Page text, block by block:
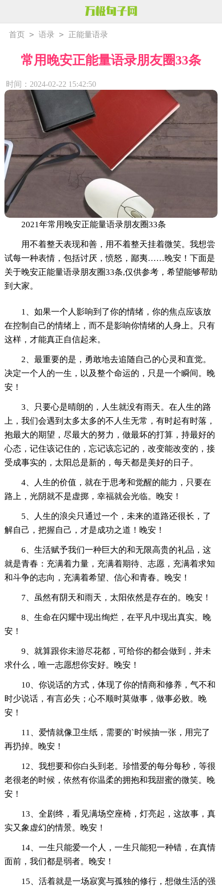
首页 > 语录 > 正能量语录
常用晚安正能量语录朋友圈33条
时间：2024-02-22 15:42:50
2021年常用晚安正能量语录朋友圈33条
用不着整天表现和善，用不着整天挂着微笑。我想尝
试每一种表情，包括讨厌，愤怒，鄙夷……晚安！下面是
关于晚安正能量语录朋友圈33条,仅供参考，希望能够帮助
到大家。
1、如果一个人影响到了你的情绪，你的焦点应该放
在控制自己的情绪上，而不是影响你情绪的人身上。只有
这样，才能真正自信起来。
2、最重要的是，勇敢地去追随自己的心灵和直觉。
决定一个人的一生，以及整个命运的，只是一个瞬间。晚
安！
3、只要心是晴朗的，人生就没有雨天。在人生的路
上，我们会遇到太多太多的不人生无常，有时起有时落，
抱最大的期望，尽最大的努力，做最坏的打算，持最好的
心态，记住该记住的，忘记该忘记的，改变能改变的，接
受成事实的，太阳总是新的，每天都是美好的日子。
4、人生的价值，就在于思考和觉醒的能力，只要在
路上，光阴就不是虚掷，幸福就会光临。晚安！
5、人生的浪尖只通过一个，未来的道路还很长，了
解自己，把握自己，才是成功之道！晚安！
6、生活赋予我们一种巨大的和无限高贵的礼品，这
就是青春：充满着力量，充满着期待、志愿，充满着求知
和斗争的志向，充满着希望、信心和青春。晚安！
7、虽然有阴天和雨天，太阳依然是存在的。晚安！
8、生命在闪耀中现出绚烂，在平凡中现出真实。晚
安！
9、就算跟你未游尽花都，可给你的都会做到，并未
求什么，唯一志愿想你安好。晚安！
10、你说话的方式，体现了你的情商和修养，气不和
时少说话，有言必失；心不顺时莫做事，做事必败。晚
安！
11、爱情就像卫生纸，需要的`时候抽一张，用完了
再扔掉。晚安！
12、我想要和你白头到老。珍惜爱的每分每秒，等很
老很老的时候，依然有你温柔的拥抱和我甜蜜的微笑。晚
安！
13、全剧终，看见满场空座椅，灯亮起，这故事，真
实又象虚幻的情景。晚安！
14、一生只能爱一个人，一生只能犯一种错，在真情
面前，我们都是弱者。晚安！
15、活着就是一场寂寞与孤独的修行，想做生活的强